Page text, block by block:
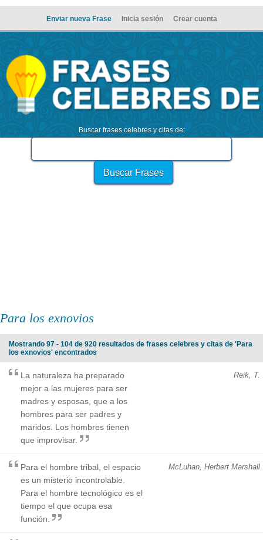
Enviar nueva Frase Inicia sesión Crear cuenta
Buscar frases celebres y citas de:
Para los exnovios
Mostrando 97 - 104 de 920 resultados de frases celebres y citas de 'Para
los exnovios' encontrados
Reik, T.
La naturaleza ha preparado
mejor a las mujeres para ser
madres y esposas, que a los
hombres para ser padres y
maridos. Los hombres tienen
que improvisar.
McLuhan, Herbert Marshall
Para el hombre tribal, el espacio
es un misterio incontrolable.
Para el hombre tecnológico es el
tiempo el que ocupa esa
función.